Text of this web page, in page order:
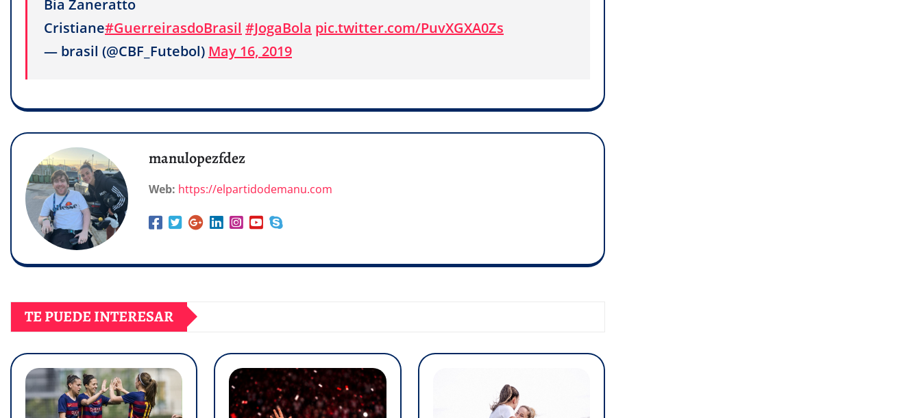
Bia Zaneratto
Cristiane#GuerreirasdoBrasil #JogaBola pic.twitter.com/PuvXGXA0Zs
— brasil (@CBF_Futebol) May 16, 2019
manulopezfdez
Web: https://elpartidodemanu.com
TE PUEDE INTERESAR